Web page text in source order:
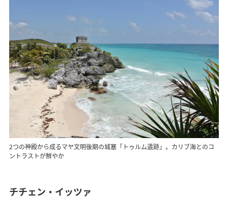
2つの神殿から成るマヤ文明後期の城塞「トゥルム遺跡」。カリブ海とのコ
ントラストが鮮やか
チチェン・イッツァ